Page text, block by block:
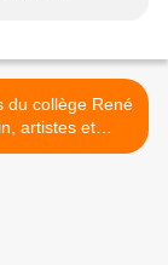
du collège René
artistes et
de